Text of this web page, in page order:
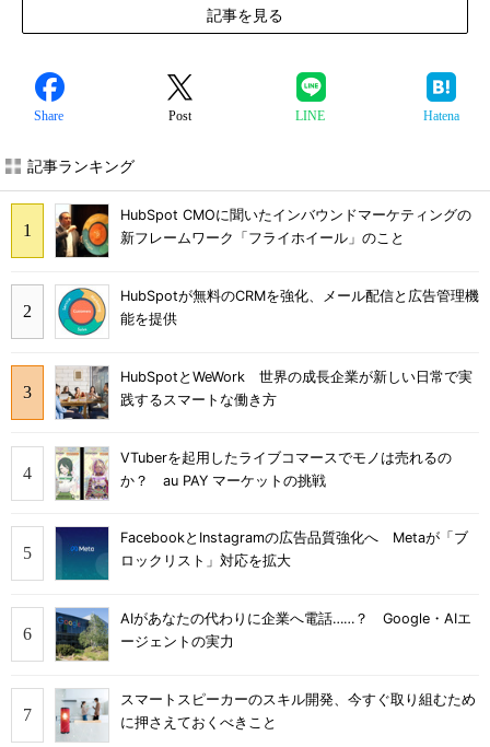
記事を見る
Share Post LINE Hatena
記事ランキング
HubSpot CMOに聞いたインバウンドマーケティングの
新フレームワーク「フライホイール」のこと
HubSpotが無料のCRMを強化、メール配信と広告管理機
能を提供
HubSpotとWeWork 世界の成長企業が新しい日常で実
践するスマートな働き方
VTuberを起用したライブコマースでモノは売れるの
か？ au PAY マーケットの挑戦
FacebookとInstagramの広告品質強化へ Metaが「ブ
ロックリスト」対応を拡大
AIがあなたの代わりに企業へ電話……？ Google・AIエ
ージェントの実力
スマートスピーカーのスキル開発、今すぐ取り組むため
に押さえておくべきこと